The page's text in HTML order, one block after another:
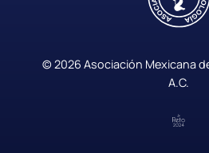
© 2026 Asociación Mexicana
A.C.